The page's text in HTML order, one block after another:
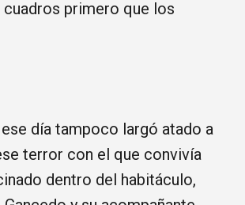
cuadros primero que los
día tampoco largó atado a
terror con el que convivía
dentro del habitáculo,